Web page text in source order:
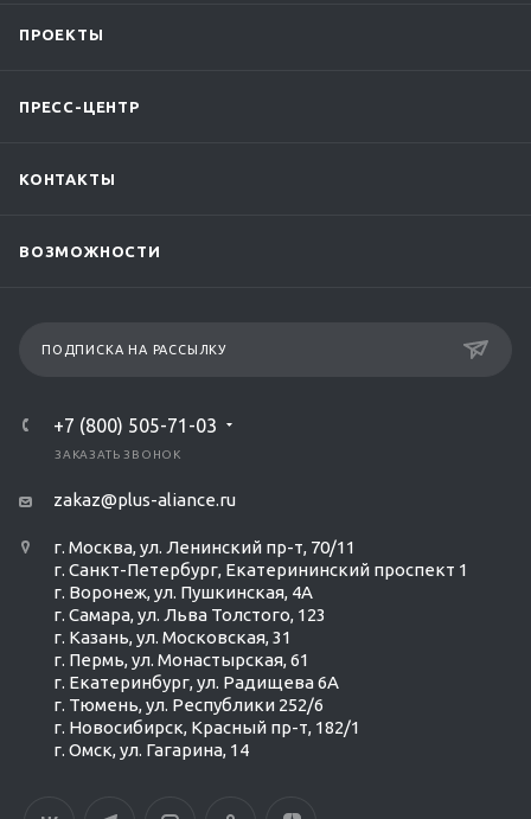
ПРОЕКТЫ
ПРЕСС-ЦЕНТР
КОНТАКТЫ
ВОЗМОЖНОСТИ
ПОДПИСКА НА РАССЫЛКУ
+7 (800) 505-71-03
ЗАКАЗАТЬ ЗВОНОК
zakaz@plus-aliance.ru
г. Москва, ул. Ленинский пр-т, 70/11
г. Санкт-Петербург, Екатерининский проспект 1
г. Воронеж, ул. Пушкинская, 4А
г. Самара, ул. Льва Толстого, 123
г. Казань, ул. Московская, 31
г. Пермь, ул. Монастырская, 61
г. Екатеринбург, ул. Радищева 6А
г. Тюмень, ул. Республики 252/6
г. Новосибирск, Красный пр-т, 182/1
г. Омск, ул. ​Гагарина, 14